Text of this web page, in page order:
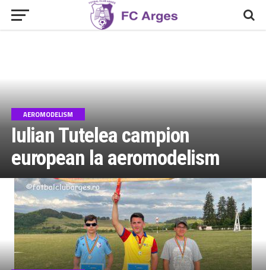
AEROMODELISM
Iulian Tutelea campion
european la aeromodelism